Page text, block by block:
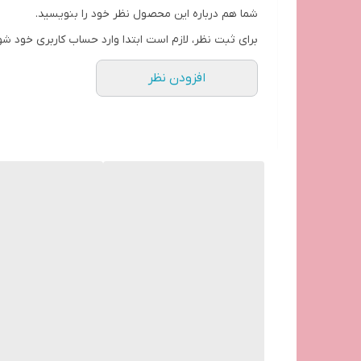
شما هم درباره این محصول نظر خود را بنویسید.
برای ثبت نظر، لازم است ابتدا وارد حساب کاربری خود
افزودن نظر